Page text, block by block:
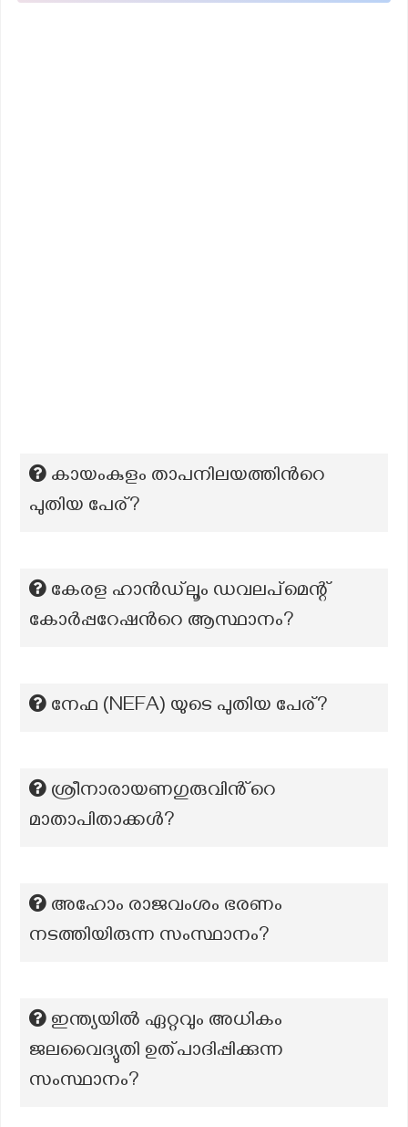
കായംകുളം താപനിലയത്തിന്‍റെ
പുതിയ പേര്?
കേരള ഹാൻഡ്‌ലൂം ഡവലപ്മെന്റ്
കോർപ്പറേഷൻറെ ആസ്ഥാനം?
നേഫ (NEFA) യുടെ പുതിയ പേര്?
ശ്രീനാരായണഗുരുവിൻ്റെ
മാതാപിതാക്കൾ?
അഹോം രാജവംശം ഭരണം
നടത്തിയിരുന്ന സംസ്ഥാനം?
ഇന്ത്യയിൽ ഏറ്റവും അധികം
ജലവൈദ്യുതി ഉത്പാദിപ്പിക്കുന്ന
സംസ്ഥാനം?